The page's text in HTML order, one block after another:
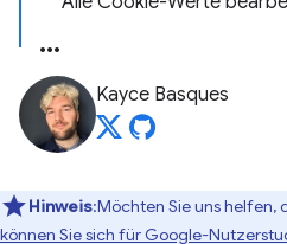
Kayce Basques
Hinweis:Möchten Sie uns helfen,
können Sie sich für Google-